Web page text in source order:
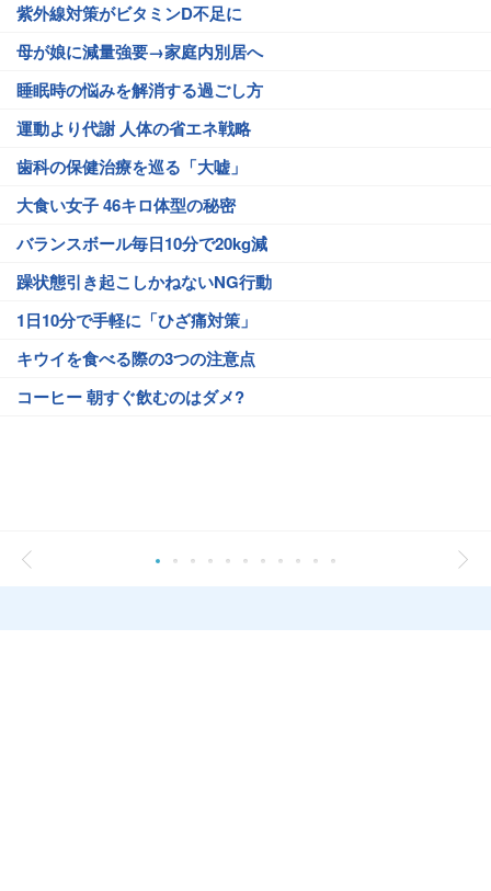
紫外線対策がビタミンD不足に
母が娘に減量強要→家庭内別居へ
睡眠時の悩みを解消する過ごし方
運動より代謝 人体の省エネ戦略
歯科の保健治療を巡る「大嘘」
大食い女子 46キロ体型の秘密
バランスボール毎日10分で20kg減
躁状態引き起こしかねないNG行動
1日10分で手軽に「ひざ痛対策」
キウイを食べる際の3つの注意点
コーヒー 朝すぐ飲むのはダメ?